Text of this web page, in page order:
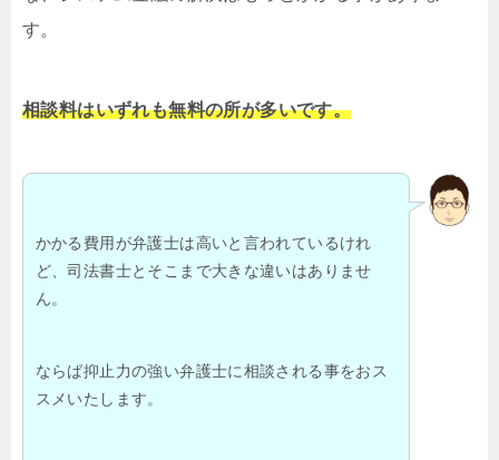
す。
相談料はいずれも無料の所が多いです。
かかる費用が弁護士は高いと言われているけれ
ど、司法書士とそこまで大きな違いはありませ
ん。
ならば抑止力の強い弁護士に相談される事をおス
スメいたします。